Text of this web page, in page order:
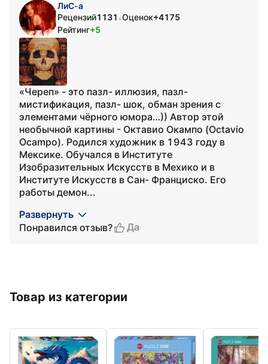
ЛиС-а
Рецензий1131 •Оценок+4175
Рейтинг+5
«Череп» - это пазл- иллюзия, пазл-
мистификация, пазл- шок, обман зрения с
элементами чёрного юмора…)) Автор этой
необычной картины - Октавио Окампо (Octavio
Ocampo). Родился художник в 1943 году в
Мексике. Обучался в Институте
Изобразительных Искусств в Мехико и в
Институте Искусств в Сан- Франциско. Его
работы демон...
Развернуть
Понравился отзыв?
Да
Товар из категории